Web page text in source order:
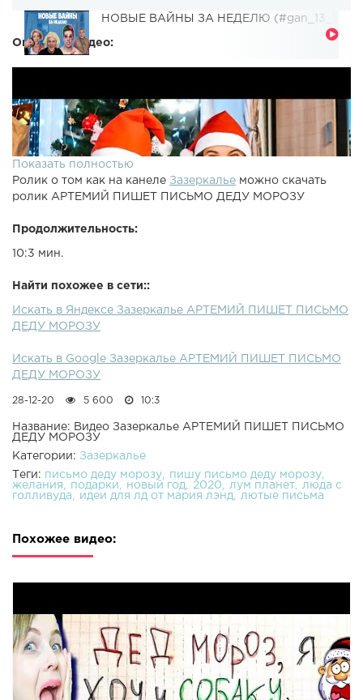
НОВЫЕ ВАЙНЫ ЗА НЕДЕЛЮ (#gan_13_)
Описание видео:
Показать полностью
Ролик о том как на канеле Зазеркалье можно скачать
ролик АРТЕМИЙ ПИШЕТ ПИСЬМО ДЕДУ МОРОЗУ
Продолжительность:
10:3 мин.
Найти похожее в сети::
Искать в Яндексе Зазеркалье АРТЕМИЙ ПИШЕТ ПИСЬМО
ДЕДУ МОРОЗУ
Искать в Google Зазеркалье АРТЕМИЙ ПИШЕТ ПИСЬМО
ДЕДУ МОРОЗУ
28-12-20 5 600 10:3
Название: Видео Зазеркалье АРТЕМИЙ ПИШЕТ ПИСЬМО
ДЕДУ МОРОЗУ
Категории: Зазеркалье
Теги: письмо деду морозу
пишу письмо деду морозу
желания
подарки новый год 2020 лум планет
люда с
голливуда
идеи для лд от мария лэнд лютые письма
Похожее видео: